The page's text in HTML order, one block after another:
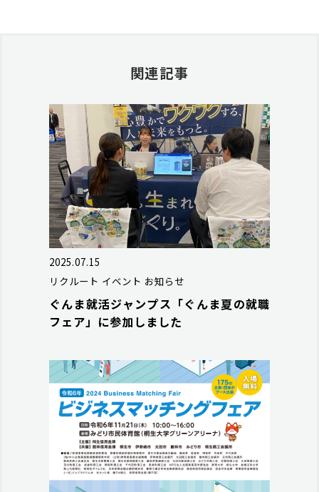
関連記事
2025.07.15
リクルート イベント お知らせ
ぐんま就活ジャンプス「ぐんま夏の就職
フェア」に参加しました